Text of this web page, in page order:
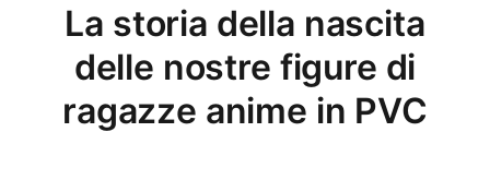
La storia della nascita
delle nostre figure di
ragazze anime in PVC